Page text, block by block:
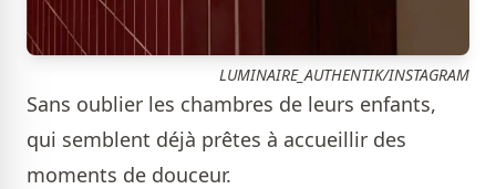
LUMINAIRE_AUTHENTIK/INSTAGRAM
Sans oublier les chambres de leurs enfants,
qui semblent déjà prêtes à accueillir des
moments de douceur.